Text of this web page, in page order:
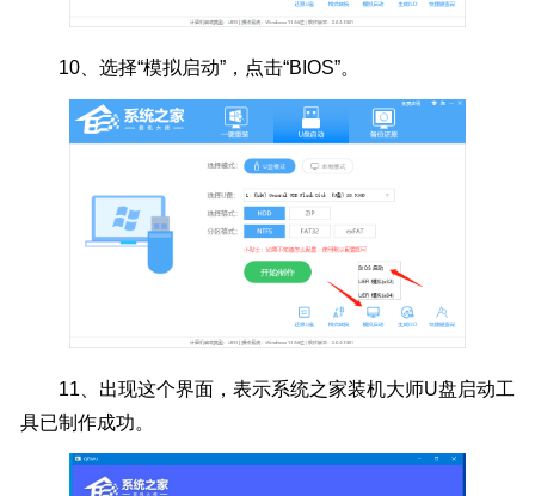
10、选择“模拟启动”，点击“BIOS”。
11、出现这个界面，表示系统之家装机大师U盘启动工
具已制作成功。